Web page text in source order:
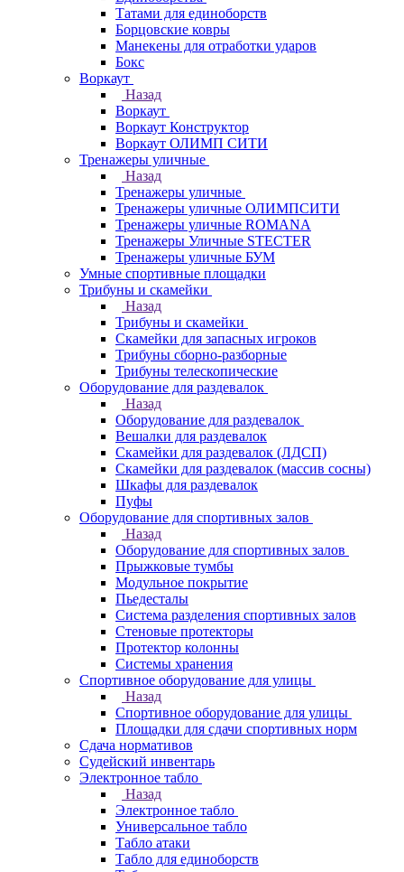
Татами для единоборств
Борцовские ковры
Манекены для отработки ударов
Бокс
Воркаут
Назад
Воркаут
Воркаут Конструктор
Воркаут ОЛИМП СИТИ
Тренажеры уличные
Назад
Тренажеры уличные
Тренажеры уличные ОЛИМПСИТИ
Тренажеры уличные ROMANA
Тренажеры Уличные STECTER
Тренажеры уличные БУМ
Умные спортивные площадки
Трибуны и скамейки
Назад
Трибуны и скамейки
Скамейки для запасных игроков
Трибуны сборно-разборные
Трибуны телескопические
Оборудование для раздевалок
Назад
Оборудование для раздевалок
Вешалки для раздевалок
Скамейки для раздевалок (ЛДСП)
Скамейки для раздевалок (массив сосны)
Шкафы для раздевалок
Пуфы
Оборудование для спортивных залов
Назад
Оборудование для спортивных залов
Прыжковые тумбы
Модульное покрытие
Пьедесталы
Система разделения спортивных залов
Стеновые протекторы
Протектор колонны
Системы хранения
Спортивное оборудование для улицы
Назад
Спортивное оборудование для улицы
Площадки для сдачи спортивных норм
Сдача нормативов
Судейский инвентарь
Электронное табло
Назад
Электронное табло
Универсальное табло
Табло атаки
Табло для единоборств